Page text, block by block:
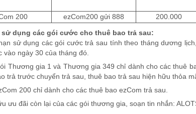
200
ezCom200 gửi 888 200.000
sử dụng các gói cước cho thuê bao trả sau:
sử dụng các gói cước trả sau tính theo tháng dương
vào ngày 30 của tháng đó.
Thương gia 1 và Thương gia 349 chỉ dành cho các thuê
trả trước chuyển trả sau, thuê bao trả sau hiện hữu thỏa
200 chỉ dành cho các thuê bao ezCom trả sau.
ưu đãi còn lại của các gói thương gia, soạn tin nhắn: